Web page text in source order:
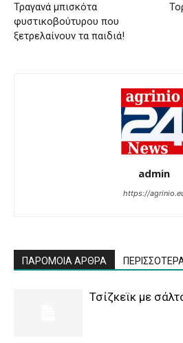
Τραγανά μπισκότα
φυστικοβούτυρου που
ξετρελαίνουν τα παιδιά!
admin
https://
ΠΑΡΟΜΟΙΑ ΑΡΘΡΑ
Τσίζκεϊκ με